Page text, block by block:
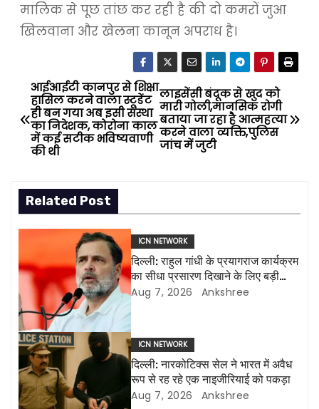
मालिक से पूछ तांछ कर रही है की दो कमरों जुआ
खिलवाना और खेलना कानून अपराध है।
P
o
s
t
n
v
i
g
a
t
लाइसेंसी बंदूक से खुद को
मारी गोली,मानसिक रोगी
बताया जा रहा है आत्महत्या
करने वाला व्यक्ति,पुलिस
जांच में जुटी
आईआईटी कानपुर से शिक्षा
हासिल करने वाला स्टूडेंट
ही बन गया अब इसी संस्था
का निदेशक, कोरोना काल
में कई सटीक भविष्यवाणी
की थी
Related Post
ICN NETWORK
दिल्ली: राहुल गांधी के प्रयागराज कार्यक्रम
का सीधा प्रसारण दिखाने के लिए बड़ी
एलईडी स्क्रीन लगाई जाएंगी
Aug 7, 2026 Ankshree
ICN NETWORK
दिल्ली: नारकोटिक्स सेल ने भारत में अवैध
रूप से रह रहे एक नाइजीरियाई को पकड़ा
Aug 7, 2026 Ankshree